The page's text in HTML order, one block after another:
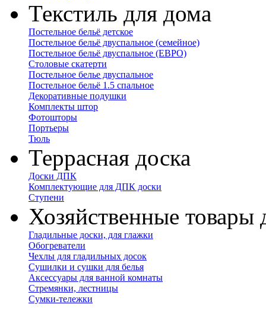
Текстиль для дома
Постельное бельё детское
Постельное бельё двуспальное (семейное)
Постельное бельё двуспальное (ЕВРО)
Столовые скатерти
Постельное белье двуспальное
Постельное бельё 1.5 спальное
Декоративные подушки
Комплекты штор
Фотошторы
Портьеры
Тюль
Террасная доска
Доски ДПК
Комплектующие для ДПК доски
Ступени
Хозяйственные товары
Гладильные доски, для глажки
Обогреватели
Чехлы для гладильных досок
Сушилки и сушки для белья
Аксессуары для ванной комнаты
Стремянки, лестницы
Сумки-тележки